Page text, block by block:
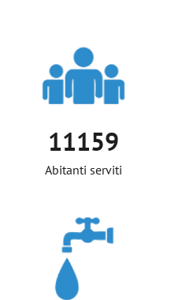
11159
Abitanti serviti